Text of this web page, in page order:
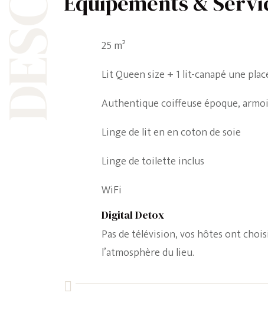
25 m²
Lit Queen size + 1 lit-canapé une
Authentique coiffeuse époque,
Linge de lit en en coton de soie
Linge de toilette inclus
WiFi
Digital Detox
Pas de télévision, vos hôtes ont
l’atmosphère du lieu.